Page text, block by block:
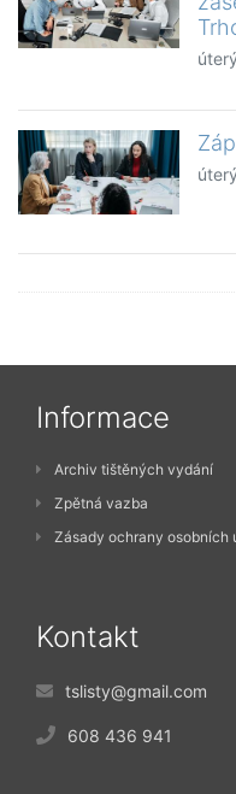
Informace
Archiv tištěných vydání
Zpětná vazba
Zásady ochrany osobních
Kontakt
tslisty@gmail.com
608 436 941